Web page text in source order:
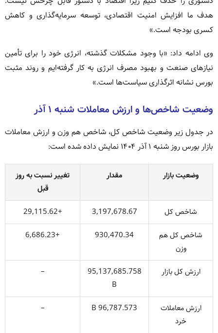
هدف ما افزایش امنیت اقتصادی، توسعه سرمایه‌گذاری و کاهش
کسری بودجه است.»
وی ادامه داد: «با وجود مشکلات گذشته، انرژی خود را برای تأمین
نیازهای صنعت و بهبود مصرف انرژی به کار گرفته‌ایم و روند مثبت
بورس نشانه اثرگذاری سیاست‌ها است.»
وضعیت شاخص‌ها و ارزش معاملات شنبه ۱ آذر
در جدول زیر وضعیت شاخص کل، شاخص هم وزن و ارزش معاملات
بازار بورس روز شنبه ۱ آذر ۱۴۰۴ نمایش داده شده است:
وضعیت بازار مقدار
تغییر نسبت به روز
قبل
شاخص کل
3,197,678.67
+29,115.62
شاخص کل هم
وزن
930,470.34
+6,686.23
ارزش کل بازار
95,137,685.758
B
–
ارزش معاملات
خرد
96,787.573 B
–